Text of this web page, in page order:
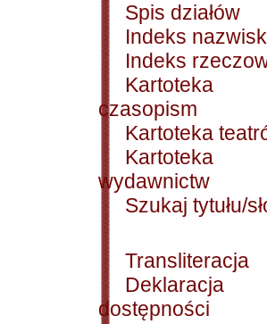
Spis działów
Indeks nazwisk
Indeks
Kartoteka
czasopism
Kartoteka
Kartoteka
wydawnictw
Szukaj tytułu/
Transliteracja
Deklaracja
dostępności